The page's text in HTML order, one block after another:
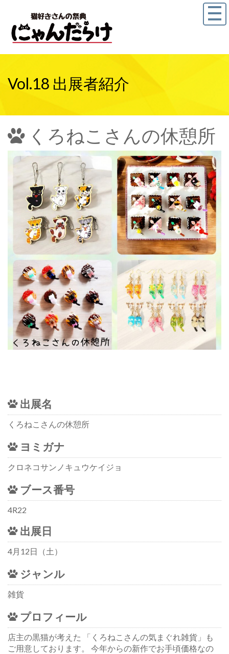
Vol.18 出展者紹介
くろねこさんの休憩所
出展名
くろねこさんの休憩所
ヨミガナ
クロネコサンノキュウケイジョ
ブース番号
4R22
出展日
4月12日（土）
ジャンル
雑貨
プロフィール
店主の黒猫が考えた 「くろねこさんの気まぐれ雑貨」も
ご用意しております。 今年からの新作でお手頃価格なの